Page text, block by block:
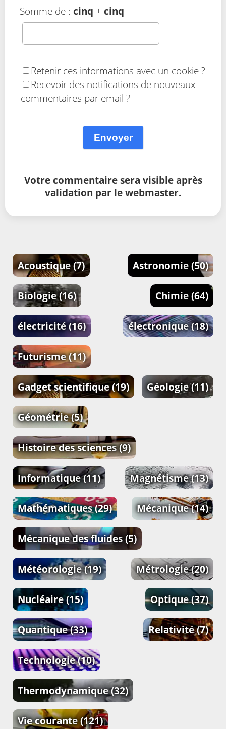
Somme de : cinq + cinq
Retenir ces informations avec un cookie ?
Recevoir des notifications de nouveaux
commentaires par email ?
Envoyer
Votre commentaire sera visible après
validation par le webmaster.
Acoustique(7) Astronomie (50)
Biologie(16) Chimie (64)
électricité(16) électronique(18)
Futurisme(11)
Gadget scientifique(19) Géologie(11)
Géométrie(5)
Histoire des sciences(9)
Informatique(11) Magnétisme(13)
Mathématiques(29) Mécanique(14)
Mécanique des fluides (5)
Météorologie(19) Métrologie(20)
Nucléaire(15) Optique(37)
Quantique(33) Relativité(7)
Technologie(10)
Thermodynamique(32)
Vie courante(121)